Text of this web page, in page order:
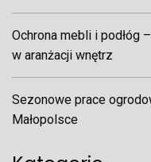
Ochrona mebli i podłóg
w aranżacji wnętrz
Sezonowe prace
Małopolsce